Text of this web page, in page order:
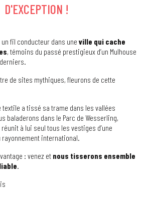
D'EXCEPTION !
un fil conducteur dans une ville qui cache
, témoins du passé prestigieux d’un Mulhouse
de sites mythiques, fleurons de cette
textile a tissé sa trame dans les vallées
baladerons dans le Parc de Wesserling,
à lui seul tous les vestiges d’une
international.
: venez et nous tisserons ensemble
.